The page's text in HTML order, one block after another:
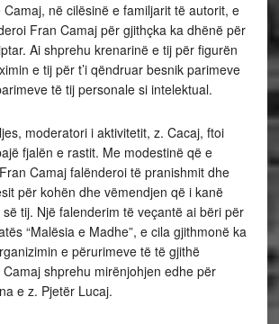
Camaj, në cilësinë e familjarit të autorit, e
Fran Camaj për gjithçka ka dhënë për
Ai shprehu krenarinë e tij për figurën
e tij për t’i qëndruar besnik parimeve
të tij personale si intelektual.
moderatori i aktivitetit, z. Cacaj, ftoi
fjalën e rastit. Me modestinë që e
Camaj falënderoi të pranishmit dhe
për kohën dhe vëmendjen që i kanë
tij. Një falenderim të veçantë ai bëri për
“Malësia e Madhe”, e cila gjithmonë ka
e përurimeve të të gjithë
shprehu mirënjohjen edhe për
e z. Pjetër Lucaj.